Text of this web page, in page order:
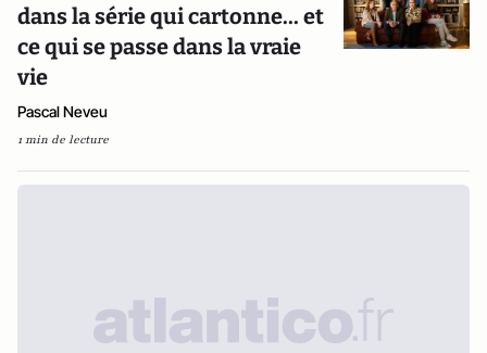
dans la série qui cartonne... et
ce qui se passe dans la vraie
vie
Pascal Neveu
1 min de lecture